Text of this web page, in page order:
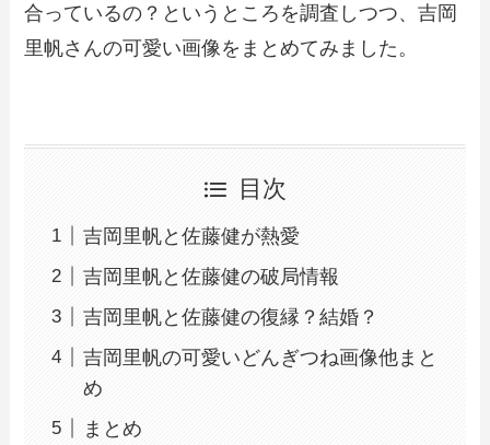
合っているの？というところを調査しつつ、吉岡
里帆さんの可愛い画像をまとめてみました。
目次
吉岡里帆と佐藤健が熱愛
吉岡里帆と佐藤健の破局情報
吉岡里帆と佐藤健の復縁？結婚？
吉岡里帆の可愛いどんぎつね画像他まと
め
まとめ